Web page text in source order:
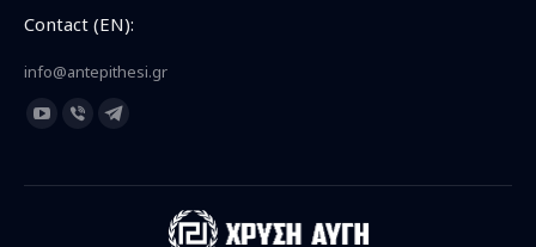
Contact (EN):
info@antepithesi.gr
Find us on:
YouTube
opens
Viber
opens
Telegram
opens